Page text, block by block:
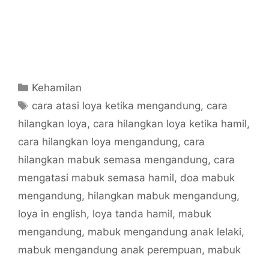
Categories
Kehamilan
Tags
cara atasi loya ketika mengandung, cara
hilangkan loya, cara hilangkan loya ketika hamil,
cara hilangkan loya mengandung, cara
hilangkan mabuk semasa mengandung, cara
mengatasi mabuk semasa hamil, doa mabuk
mengandung, hilangkan mabuk mengandung,
loya in english, loya tanda hamil, mabuk
mengandung, mabuk mengandung anak lelaki,
mabuk mengandung anak perempuan, mabuk